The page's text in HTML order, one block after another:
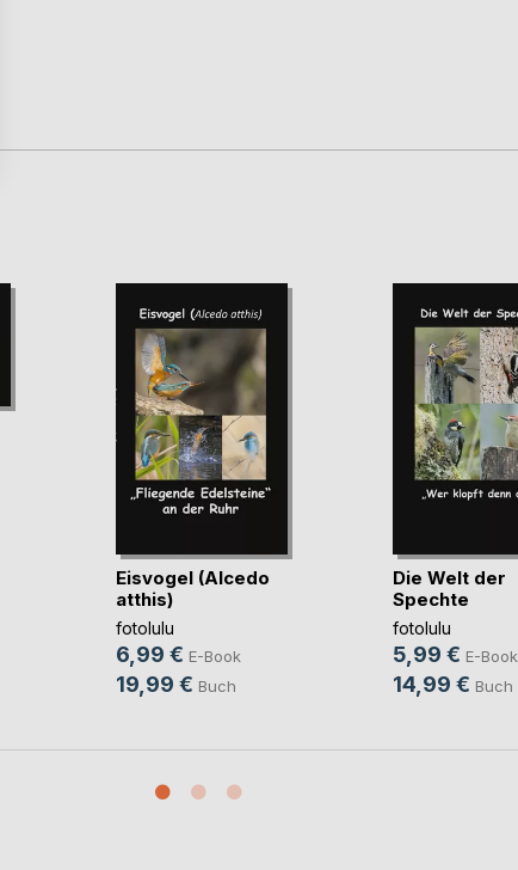
Eisvogel (Alcedo
atthis)
fotolulu
6,99 € E-Book
19,99 € Buch
Die Welt der
Spechte
fotolulu
5,99 € E-Book
14,99 € Buch